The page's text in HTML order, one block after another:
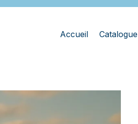
Accueil Catalogue